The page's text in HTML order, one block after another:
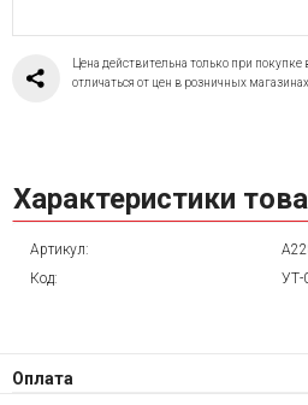
Цена действительна только при
отличаться от цен в розничных магазинах
Характеристики
Артикул:
Код:
УТ-
Оплата